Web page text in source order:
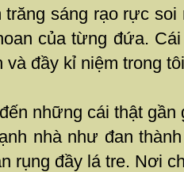
trăng sáng rạo rực soi
của từng đứa.
đầy kỉ niệm trong
những cái thật
nhà như đan
rụng đầy lá tre. Nơi